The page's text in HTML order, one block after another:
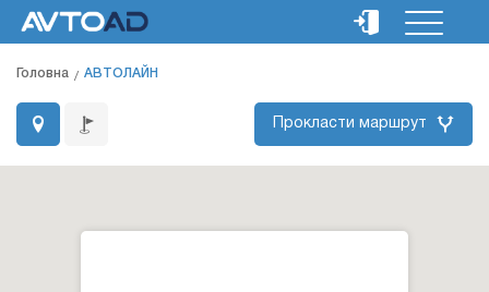
Головна АВТОЛАЙН
Прокласти маршрут